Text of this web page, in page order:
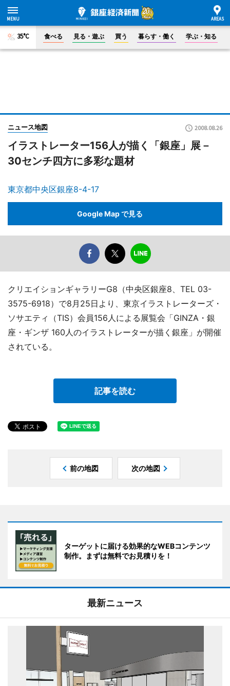
35°C 食べる 見る・遊ぶ 買う 暮らす・働く 学ぶ・知る
ニュース地図 2008.08.26
イラストレーター156人が描く「銀座」展－
30センチ四方に多彩な題材
東京都中央区銀座8-4-17
Google Map で見る
クリエイションギャラリーG8（中央区銀座8、TEL 03-
3575-6918）で8月25日より、東京イラストレーターズ・
ソサエティ（TIS）会員156人による展覧会「GINZA・銀
座・ギンザ 160人のイラストレーターが描く銀座」が開催
されている。
記事を読む
前の地図 次の地図
ターゲットに届ける効果的なWEBコンテンツ
制作。まずは無料でお見積りを！
最新ニュース